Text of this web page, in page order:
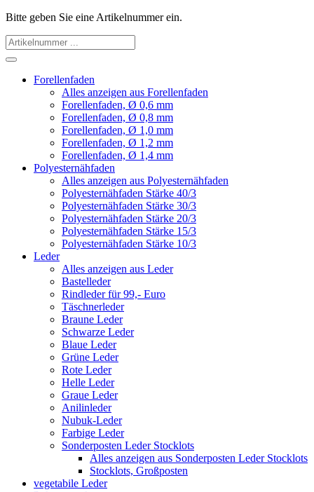
Bitte geben Sie eine Artikelnummer ein.
Forellenfaden
Alles anzeigen aus Forellenfaden
Forellenfaden, Ø 0,6 mm
Forellenfaden, Ø 0,8 mm
Forellenfaden, Ø 1,0 mm
Forellenfaden, Ø 1,2 mm
Forellenfaden, Ø 1,4 mm
Polyesternähfaden
Alles anzeigen aus Polyesternähfaden
Polyesternähfaden Stärke 40/3
Polyesternähfaden Stärke 30/3
Polyesternähfaden Stärke 20/3
Polyesternähfaden Stärke 15/3
Polyesternähfaden Stärke 10/3
Leder
Alles anzeigen aus Leder
Bastelleder
Rindleder für 99,- Euro
Täschnerleder
Braune Leder
Schwarze Leder
Blaue Leder
Grüne Leder
Rote Leder
Helle Leder
Graue Leder
Anilinleder
Nubuk-Leder
Farbige Leder
Sonderposten Leder Stocklots
Alles anzeigen aus Sonderposten Leder Stocklots
Stocklots, Großposten
vegetabile Leder